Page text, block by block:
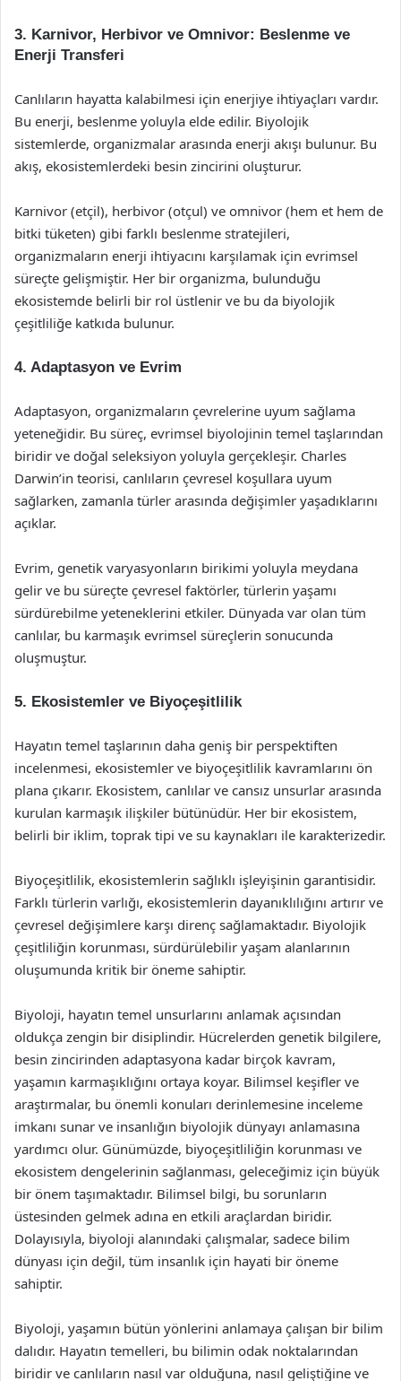
3. Karnivor, Herbivor ve Omnivor: Beslenme ve
Enerji Transferi
Canlıların hayatta kalabilmesi için enerjiye ihtiyaçları vardır.
Bu enerji, beslenme yoluyla elde edilir. Biyolojik
sistemlerde, organizmalar arasında enerji akışı bulunur. Bu
akış, ekosistemlerdeki besin zincirini oluşturur.
Karnivor (etçil), herbivor (otçul) ve omnivor (hem et hem de
bitki tüketen) gibi farklı beslenme stratejileri,
organizmaların enerji ihtiyacını karşılamak için evrimsel
süreçte gelişmiştir. Her bir organizma, bulunduğu
ekosistemde belirli bir rol üstlenir ve bu da biyolojik
çeşitliliğe katkıda bulunur.
4. Adaptasyon ve Evrim
Adaptasyon, organizmaların çevrelerine uyum sağlama
yeteneğidir. Bu süreç, evrimsel biyolojinin temel taşlarından
biridir ve doğal seleksiyon yoluyla gerçekleşir. Charles
Darwin’in teorisi, canlıların çevresel koşullara uyum
sağlarken, zamanla türler arasında değişimler yaşadıklarını
açıklar.
Evrim, genetik varyasyonların birikimi yoluyla meydana
gelir ve bu süreçte çevresel faktörler, türlerin yaşamı
sürdürebilme yeteneklerini etkiler. Dünyada var olan tüm
canlılar, bu karmaşık evrimsel süreçlerin sonucunda
oluşmuştur.
5. Ekosistemler ve Biyoçeşitlilik
Hayatın temel taşlarının daha geniş bir perspektiften
incelenmesi, ekosistemler ve biyoçeşitlilik kavramlarını ön
plana çıkarır. Ekosistem, canlılar ve cansız unsurlar arasında
kurulan karmaşık ilişkiler bütünüdür. Her bir ekosistem,
belirli bir iklim, toprak tipi ve su kaynakları ile karakterizedir.
Biyoçeşitlilik, ekosistemlerin sağlıklı işleyişinin garantisidir.
Farklı türlerin varlığı, ekosistemlerin dayanıklılığını artırır ve
çevresel değişimlere karşı direnç sağlamaktadır. Biyolojik
çeşitliliğin korunması, sürdürülebilir yaşam alanlarının
oluşumunda kritik bir öneme sahiptir.
Biyoloji, hayatın temel unsurlarını anlamak açısından
oldukça zengin bir disiplindir. Hücrelerden genetik bilgilere,
besin zincirinden adaptasyona kadar birçok kavram,
yaşamın karmaşıklığını ortaya koyar. Bilimsel keşifler ve
araştırmalar, bu önemli konuları derinlemesine inceleme
imkanı sunar ve insanlığın biyolojik dünyayı anlamasına
yardımcı olur. Günümüzde, biyoçeşitliliğin korunması ve
ekosistem dengelerinin sağlanması, geleceğimiz için büyük
bir önem taşımaktadır. Bilimsel bilgi, bu sorunların
üstesinden gelmek adına en etkili araçlardan biridir.
Dolayısıyla, biyoloji alanındaki çalışmalar, sadece bilim
dünyası için değil, tüm insanlık için hayati bir öneme
sahiptir.
Biyoloji, yaşamın bütün yönlerini anlamaya çalışan bir bilim
dalıdır. Hayatın temelleri, bu bilimin odak noktalarından
biridir ve canlıların nasıl var olduğuna, nasıl geliştiğine ve